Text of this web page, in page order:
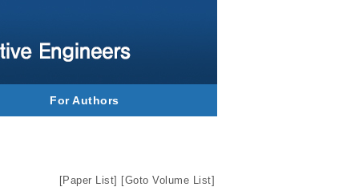
For Authors
[Paper List] [Goto Volume List]